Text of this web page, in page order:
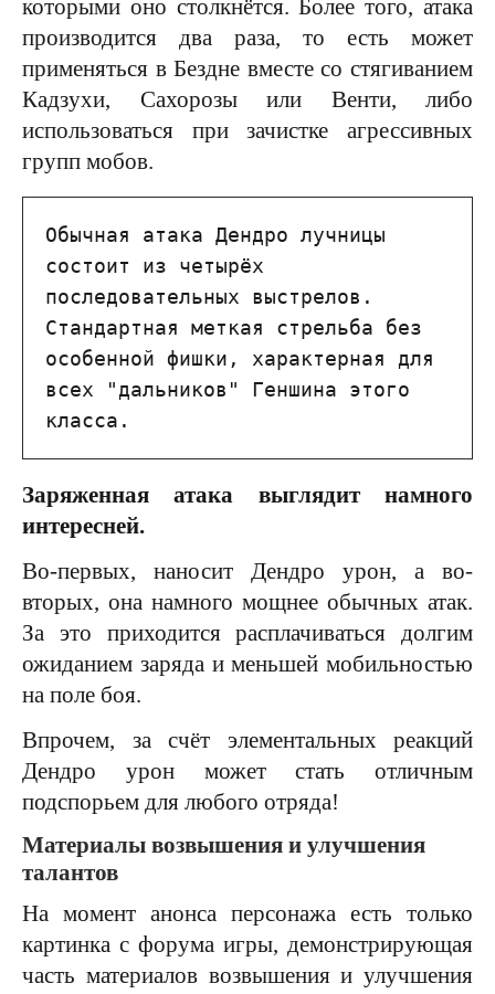
которыми оно столкнётся. Более того, атака
производится два раза, то есть может
применяться в Бездне вместе со стягиванием
Кадзухи, Сахорозы или Венти, либо
использоваться при зачистке агрессивных
групп мобов.
Обычная атака Дендро лучницы
состоит из четырёх
последовательных выстрелов.
Стандартная меткая стрельба без
особенной фишки, характерная для
всех "дальников" Геншина этого
класса.
Заряженная атака выглядит намного
интересней.
Во-первых, наносит Дендро урон, а во-
вторых, она намного мощнее обычных атак.
За это приходится расплачиваться долгим
ожиданием заряда и меньшей мобильностью
на поле боя.
Впрочем, за счёт элементальных реакций
Дендро урон может стать отличным
подспорьем для любого отряда!
Материалы возвышения и улучшения
талантов
На момент анонса персонажа есть только
картинка с форума игры, демонстрирующая
часть материалов возвышения и улучшения